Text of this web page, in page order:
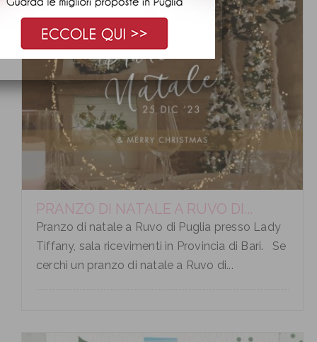
PRANZO DI NATALE A RUVO DI...
Pranzo di natale a Ruvo di Puglia presso Lady
Tiffany, sala ricevimenti in Provincia di Bari. Se
cerchi un pranzo di natale a Ruvo di...